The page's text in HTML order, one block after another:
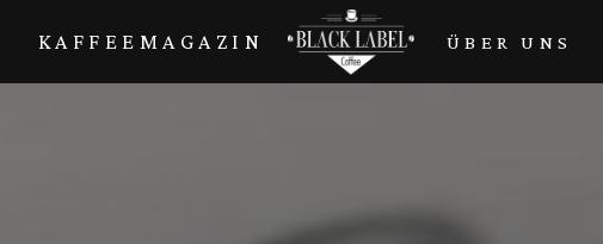
KAFFEEMAGAZIN ÜBER UNS